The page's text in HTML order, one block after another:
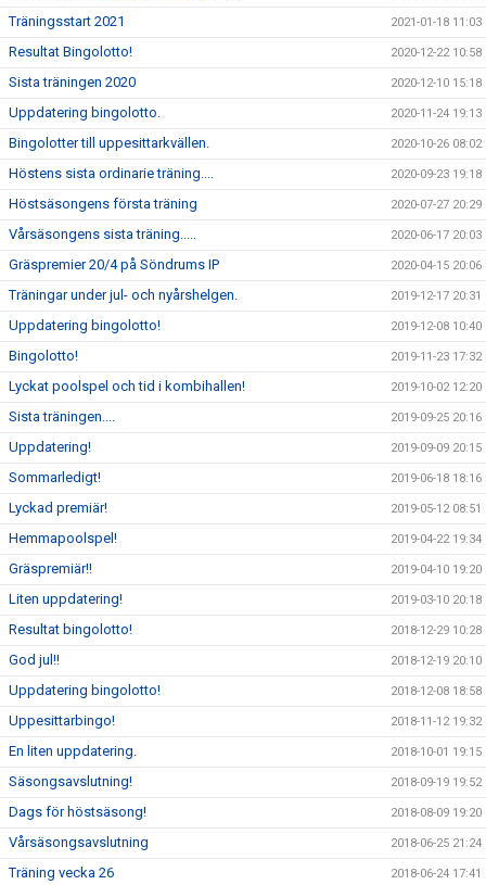
Träningsstart 2021 2021-01-18 11:03
Resultat Bingolotto! 2020-12-22 10:58
Sista träningen 2020 2020-12-10 15:18
Uppdatering bingolotto. 2020-11-24 19:13
Bingolotter till uppesittarkvällen. 2020-10-26 08:02
Höstens sista ordinarie träning.... 2020-09-23 19:18
Höstsäsongens första träning 2020-07-27 20:29
Vårsäsongens sista träning..... 2020-06-17 20:03
Gräspremier 20/4 på Söndrums IP 2020-04-15 20:06
Träningar under jul- och nyårshelgen. 2019-12-17 20:31
Uppdatering bingolotto! 2019-12-08 10:40
Bingolotto! 2019-11-23 17:32
Lyckat poolspel och tid i kombihallen! 2019-10-02 12:20
Sista träningen.... 2019-09-25 20:16
Uppdatering! 2019-09-09 20:15
Sommarledigt! 2019-06-18 18:16
Lyckad premiär! 2019-05-12 08:51
Hemmapoolspel! 2019-04-22 19:34
Gräspremiär!! 2019-04-10 19:20
Liten uppdatering! 2019-03-10 20:18
Resultat bingolotto! 2018-12-29 10:28
God jul!! 2018-12-19 20:10
Uppdatering bingolotto! 2018-12-08 18:58
Uppesittarbingo! 2018-11-12 19:32
En liten uppdatering. 2018-10-01 19:15
Säsongsavslutning! 2018-09-19 19:52
Dags för höstsäsong! 2018-08-09 19:20
Vårsäsongsavslutning 2018-06-25 21:24
Träning vecka 26 2018-06-24 17:41